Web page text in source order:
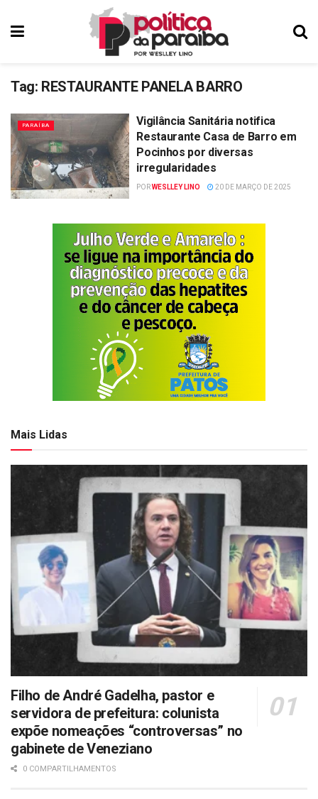
Tag: RESTAURANTE PANELA BARRO
PARAÍBA
Vigilância Sanitária notifica
Restaurante Casa de Barro em
Pocinhos por diversas
irregularidades
PORWESLLEY LINO 20 DE MARÇO DE 2025
Mais Lidas
Filho de André Gadelha, pastor e
servidora de prefeitura: colunista
expõe nomeações “controversas” no
gabinete de Veneziano
0 COMPARTILHAMENTOS